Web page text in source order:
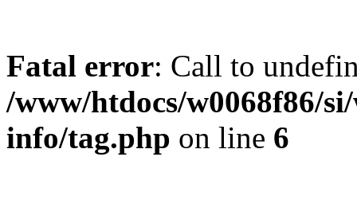
Fatal error: Call to
/www/htdocs/w0068f86/
info/tag.php on line 6